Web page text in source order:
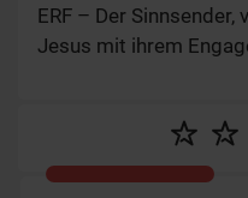
ERF – Der
Jesus mit ihrem
Menschen zu
einzusetzen.